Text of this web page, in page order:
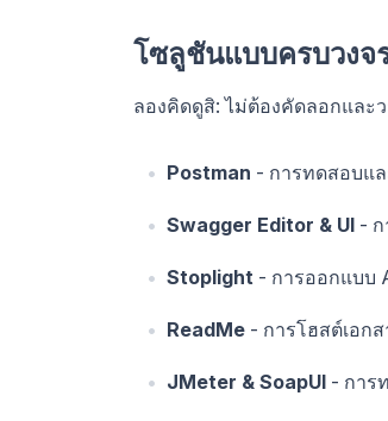
โซลูชันแบบครบวงจ
ลองคิดดูสิ: ไม่ต้องคัดลอกและ
Postman - การทดสอบแ
Swagger Editor & UI - ก
Stoplight - การออกแบบ
ReadMe - การโฮสต์เอกส
JMeter & SoapUI - การ